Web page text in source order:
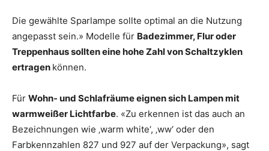
Die gewählte Sparlampe sollte optimal an die Nutzung
angepasst sein.» Modelle für Badezimmer, Flur oder
Treppenhaus sollten eine hohe Zahl von Schaltzyklen
ertragen können.
Für Wohn- und Schlafräume eignen sich Lampen mit
warmweißer Lichtfarbe. «Zu erkennen ist das auch an
Bezeichnungen wie ‚warm white‘, ‚ww‘ oder den
Farbkennzahlen 827 und 927 auf der Verpackung», sagt